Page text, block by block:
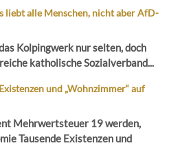
liebt alle Menschen, nicht aber AfD-
Kolpingwerk nur selten, doch
katholische Sozialverband...
und „Wohnzimmer“ auf
Mehrwertsteuer 19 werden,
Tausende Existenzen und